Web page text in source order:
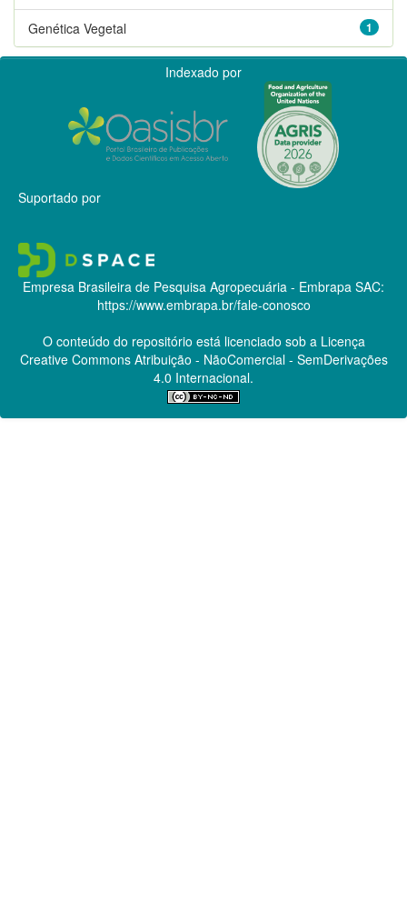
1
Genética Vegetal
Indexado por
Suportado por
Empresa Brasileira de Pesquisa Agropecuária - Embrapa SAC:
https://www.embrapa.br/fale-conosco
O conteúdo do repositório está licenciado sob a Licença
Creative CommonsAtribuição - NãoComercial - SemDerivações
4.0 Internacional.